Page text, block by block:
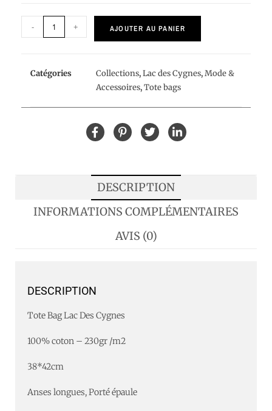
- + AJOUTER AU PANIER
Catégories Collections,Lac des Cygnes,Mode &
Accessoires,Tote bags
DESCRIPTION
INFORMATIONS COMPLÉMENTAIRES
AVIS (0)
DESCRIPTION
Tote BagLac Des Cygnes
100% coton – 230gr /m2
38*42cm
Anses longues, Porté épaule